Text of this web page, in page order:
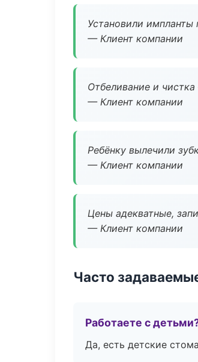
Установили импланты
— Клиент компании
Отбеливание и
— Клиент компании
Ребёнку вылечили
— Клиент компании
Цены адекватные,
— Клиент компании
Часто
Работаете с
Да, есть детские